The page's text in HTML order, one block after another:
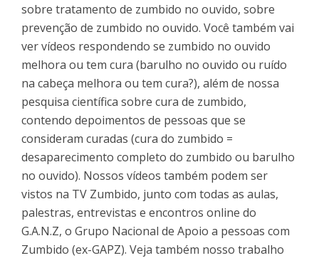
sobre tratamento de zumbido no ouvido, sobre
prevenção de zumbido no ouvido. Você também vai
ver vídeos respondendo se zumbido no ouvido
melhora ou tem cura (barulho no ouvido ou ruído
na cabeça melhora ou tem cura?), além de nossa
pesquisa científica sobre cura de zumbido,
contendo depoimentos de pessoas que se
consideram curadas (cura do zumbido =
desaparecimento completo do zumbido ou barulho
no ouvido). Nossos vídeos também podem ser
vistos na TV Zumbido, junto com todas as aulas,
palestras, entrevistas e encontros online do
G.A.N.Z, o Grupo Nacional de Apoio a pessoas com
Zumbido (ex-GAPZ). Veja também nosso trabalho